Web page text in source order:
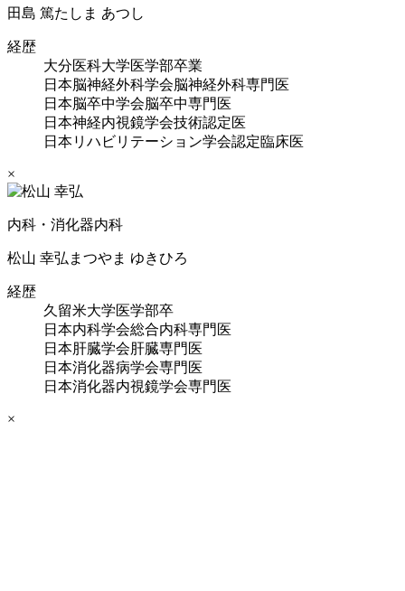
田島 篤たしま あつし
経歴
大分医科大学医学部卒業
日本脳神経外科学会脳神経外科専門医
日本脳卒中学会脳卒中専門医
日本神経内視鏡学会技術認定医
日本リハビリテーション学会認定臨床医
×
内科・消化器内科
松山 幸弘 まつやま ゆきひろ
経歴
久留米大学医学部卒
日本内科学会総合内科専門医
日本肝臓学会肝臓専門医
日本消化器病学会専門医
日本消化器内視鏡学会専門医
×